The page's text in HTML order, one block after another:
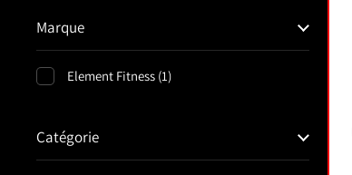
Marque
Element Fitness (1)
Catégorie